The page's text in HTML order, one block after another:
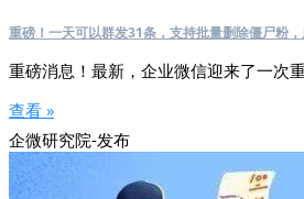
重磅！一天可以群发31条，支持批量删除僵尸粉
重磅消息！最新，企业微信迎来了一次
查看 »
企微研究院-发布